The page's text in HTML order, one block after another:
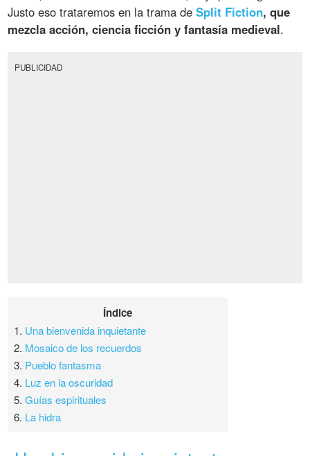
Justo eso trataremos en la trama deSplit Fiction, que
mezcla acción, ciencia ficción y fantasía medieval.
PUBLICIDAD
Índice
1. Una bienvenida inquietante
2. Mosaico de los recuerdos
3. Pueblo fantasma
4. Luz en la oscuridad
5.Guías espirituales
6. La hidra